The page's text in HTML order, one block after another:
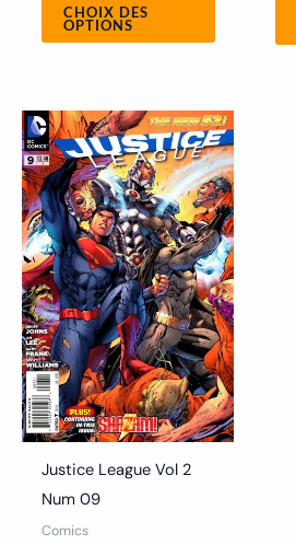
CHOIX DES
OPTIONS
Justice League Vol 2
Num 09
Comics
Ce
produit
a
plusieurs
variations.
Les
options
peuvent
être
choisies
sur